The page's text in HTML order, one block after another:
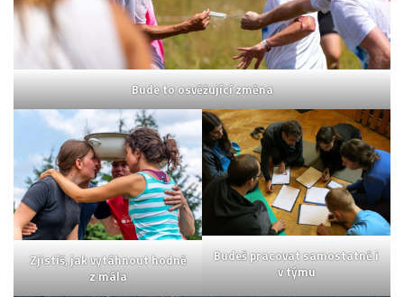
Bude to osvěžující změna
Zjistíš, jak vytáhnout hodně
z mála
Budeš pracovat samostatně i
v týmu